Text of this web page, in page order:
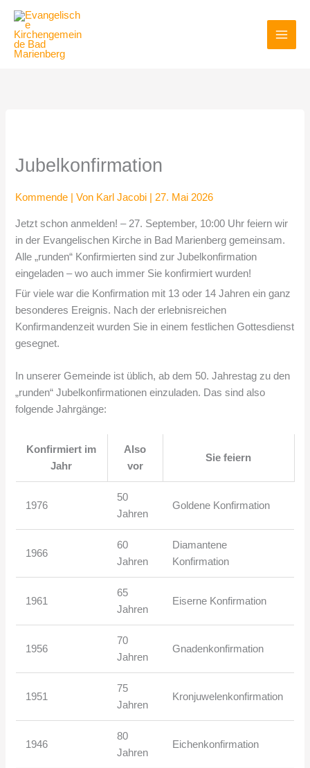
Inhalt
springen
Jubelkonfirmation
Kommende | Von Karl Jacobi |27. Mai 2026
Jetzt schon anmelden! – 27. September, 10:00 Uhr feiern wir
in der Evangelischen Kirche in Bad Marienberg gemeinsam.
Alle „runden“ Konfirmierten sind zur Jubelkonfirmation
eingeladen – wo auch immer Sie konfirmiert wurden!
Für viele war die Konfirmation mit 13 oder 14 Jahren ein ganz
besonderes Ereignis. Nach der erlebnisreichen
Konfirmandenzeit wurden Sie in einem festlichen Gottesdienst
gesegnet.
In unserer Gemeinde ist üblich, ab dem 50. Jahrestag zu den
„runden“ Jubelkonfirmationen einzuladen. Das sind also
folgende Jahrgänge:
Konfirmiert im
Jahr
Also
vor
Sie feiern
1976
50
Jahren
Goldene Konfirmation
1966
60
Jahren
Diamantene
Konfirmation
1961
65
Jahren
Eiserne Konfirmation
1956
70
Jahren
Gnadenkonfirmation
1951
75
Jahren
Kronjuwelenkonfirmation
1946
80
Jahren
Eichenkonfirmation